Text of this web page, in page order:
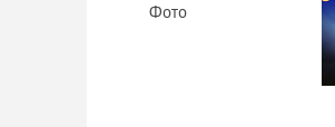
Фото